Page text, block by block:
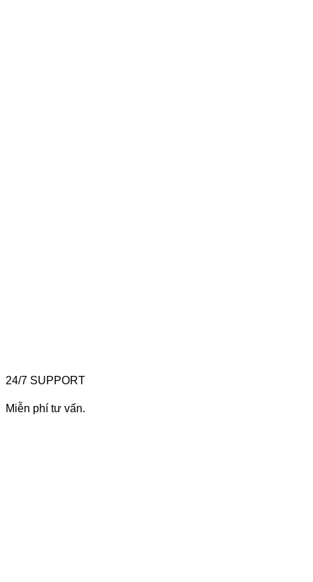
24/7 SUPPORT
Miễn phí tư vấn.